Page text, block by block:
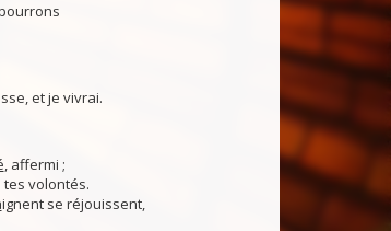
et je vivrai.
, affermi ;
tes volontés.
ignent se réjouissent,